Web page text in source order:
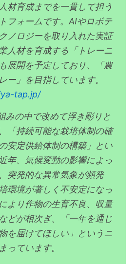
材育成までを一貫して担う
フォームです。AIやロボテ
ノロジーを取り入れた実証
人材を育成する「トレーニ
展開を予定しており、「農
ー」を目指しています。
tap.jp/
みの中で改めて浮き彫りと
「持続可能な栽培体制の確
安定供給体制の構築」とい
年、気候変動の影響によっ
突発的な異常気象が頻発
環境が著しく不安定になっ
より作物の生育不良、収量
どが相次ぎ、「一年を通じ
を届けてほしい」というニ
っています。